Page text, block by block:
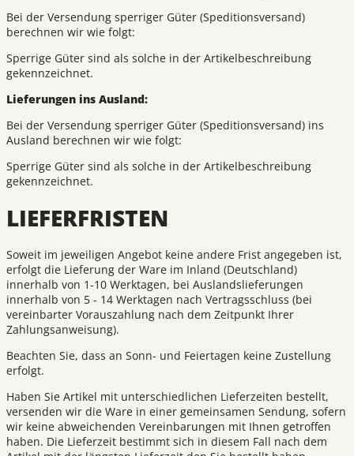
Bei der Versendung sperriger Güter (Speditionsversand)
berechnen wir wie folgt:
Sperrige Güter sind als solche in der Artikelbeschreibung
gekennzeichnet.
Lieferungen ins Ausland:
Bei der Versendung sperriger Güter (Speditionsversand) ins
Ausland berechnen wir wie folgt:
Sperrige Güter sind als solche in der Artikelbeschreibung
gekennzeichnet.
LIEFERFRISTEN
Soweit im jeweiligen Angebot keine andere Frist angegeben ist,
erfolgt die Lieferung der Ware im Inland (Deutschland)
innerhalb von 1-10 Werktagen, bei Auslandslieferungen
innerhalb von 5 - 14 Werktagen nach Vertragsschluss (bei
vereinbarter Vorauszahlung nach dem Zeitpunkt Ihrer
Zahlungsanweisung).
Beachten Sie, dass an Sonn- und Feiertagen keine Zustellung
erfolgt.
Haben Sie Artikel mit unterschiedlichen Lieferzeiten bestellt,
versenden wir die Ware in einer gemeinsamen Sendung, sofern
wir keine abweichenden Vereinbarungen mit Ihnen getroffen
haben. Die Lieferzeit bestimmt sich in diesem Fall nach dem